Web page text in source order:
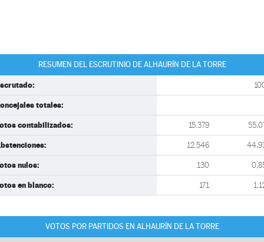
RESUMEN DEL ESCRUTINIO DE ALHAURÍN DE LA TORRE
totales:
contabilizados: 15.379
12.546
nulos: 130
en blanco: 171
VOTOS POR PARTIDOS EN ALHAURÍN DE LA TORRE